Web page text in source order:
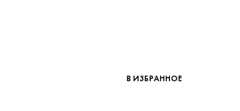
В ИЗБРАННОЕ